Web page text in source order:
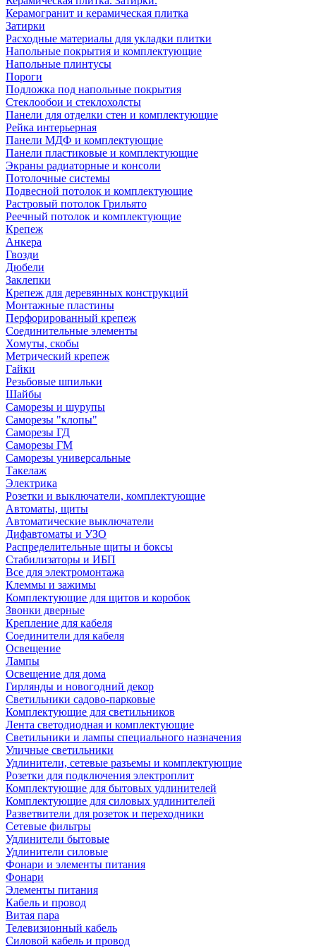
Керамогранит и керамическая плитка
Затирки
Расходные материалы для укладки плитки
Напольные покрытия и комплектующие
Напольные плинтусы
Пороги
Подложка под напольные покрытия
Стеклообои и стеклохолсты
Панели для отделки стен и комплектующие
Рейка интерьерная
Панели МДФ и комплектующие
Панели пластиковые и комплектующие
Экраны радиаторные и консоли
Потолочные системы
Подвесной потолок и комплектующие
Растровый потолок Грильято
Реечный потолок и комплектующие
Крепеж
Анкера
Гвозди
Дюбели
Заклепки
Крепеж для деревянных конструкций
Монтажные пластины
Перфорированный крепеж
Соединительные элементы
Хомуты, скобы
Метрический крепеж
Гайки
Резьбовые шпильки
Шайбы
Саморезы и шурупы
Саморезы "клопы"
Саморезы ГД
Саморезы ГМ
Саморезы универсальные
Такелаж
Электрика
Розетки и выключатели, комплектующие
Автоматы, щиты
Автоматические выключатели
Дифавтоматы и УЗО
Распределительные щиты и боксы
Стабилизаторы и ИБП
Все для электромонтажа
Клеммы и зажимы
Комплектующие для щитов и коробок
Звонки дверные
Крепление для кабеля
Соединители для кабеля
Освещение
Лампы
Освещение для дома
Гирлянды и новогодний декор
Светильники садово-парковые
Комплектующие для светильников
Лента светодиодная и комплектующие
Светильники и лампы специального назначения
Уличные светильники
Удлинители, сетевые разъемы и комплектующие
Розетки для подключения электроплит
Комплектующие для бытовых удлинителей
Комплектующие для силовых удлинителей
Разветвители для розеток и переходники
Сетевые фильтры
Удлинители бытовые
Удлинители силовые
Фонари и элементы питания
Фонари
Элементы питания
Кабель и провод
Витая пара
Телевизионный кабель
Силовой кабель и провод